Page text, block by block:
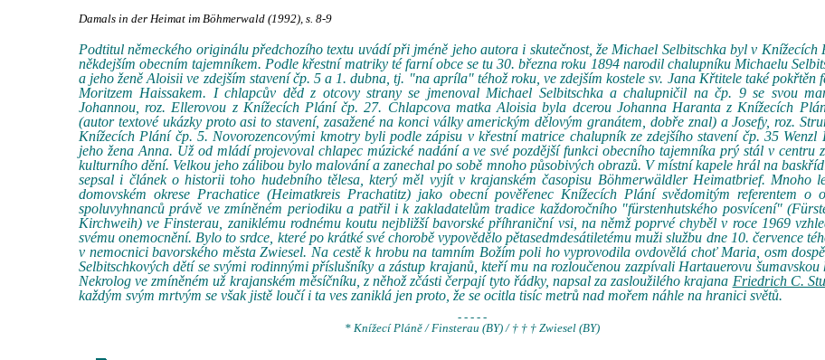
Damals in der Heimat im Böhmerwald (1992), s. 8-9
Podtitul německého originálu předchozího textu uvádí při jméně jeho autora i skutečnost, že Michael Selbitschka byl v Knížecích
někdejším obecním tajemníkem. Podle křestní matriky té farní obce se tu 30. března roku 1894 narodil chalupníku Michaelu
a jeho ženě Aloisii ve zdejším stavení čp. 5 a 1. dubna, tj. "na apríla" téhož roku, ve zdejším kostele sv. Jana Křtitele také pokřtěn
Moritzem Haissakem. I chlapcův děd z otcovy strany se jmenoval Michael Selbitschka a chalupničil na čp. 9 se svou
Johannou, roz. Ellerovou z Knížecích Plání čp. 27. Chlapcova matka Aloisia byla dcerou Johanna Haranta z Knížecích
(autor textové ukázky proto asi to stavení, zasažené na konci války americkým dělovým granátem, dobře znal) a Josefy, roz.
Knížecích Plání čp. 5. Novorozencovými kmotry byli podle zápisu v křestní matrice chalupník ze zdejšího stavení čp. 35 Wenzl
jeho žena Anna. Už od mládí projevoval chlapec múzické nadání a ve své pozdější funkci obecního tajemníka prý stál v centru
kulturního dění. Velkou jeho zálibou bylo malování a zanechal po sobě mnoho působivých obrazů. V místní kapele hrál na
sepsal i článek o historii toho hudebního tělesa, který měl vyjít v krajanském časopisu Böhmerwäldler Heimatbrief. Mnoho
domovském okrese Prachatice (Heimatkreis Prachatitz) jako obecní pověřenec Knížecích Plání svědomitým referentem o
spoluvyhnanců právě ve zmíněném periodiku a patřil i k zakladatelům tradice každoročního "fürstenhutského posvícení"
Kirchweih) ve Finsterau, zaniklému rodnému koutu nejbližší bavorské příhraniční vsi, na němž poprvé chyběl v roce 1969
svému onemocnění. Bylo to srdce, které po krátké své chorobě vypovědělo pětasedmdesátiletému muži službu dne 10. července
v nemocnici bavorského města Zwiesel. Na cestě k hrobu na tamním Božím poli ho vyprovodila ovdovělá choť Maria, osm
Selbitschkových dětí se svými rodinnými příslušníky a zástup krajanů, kteří mu na rozloučenou zazpívali Hartauerovu šumavskou
Nekrolog ve zmíněném už krajanském měsíčníku, z něhož zčásti čerpají tyto řádky, napsal za zasloužilého krajana Friedrich C.
každým svým mrtvým se však jistě loučí i ta ves zaniklá jen proto, že se ocitla tisíc metrů nad mořem náhle na hranici světů.
- - - - -
* Knížecí Pláně / Finsterau (BY) / † † † Zwiesel (BY)